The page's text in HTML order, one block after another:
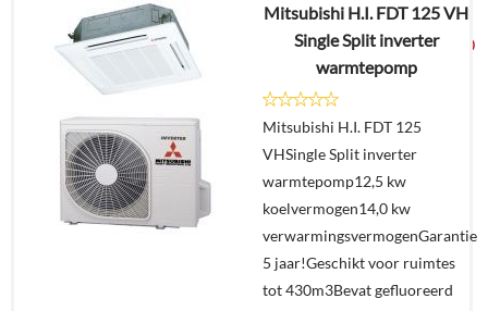
€ 6.128,65
€3.225,00
Offerte
aanvragen?
winkelmand
Mitsubishi H.I. FDT 125 VH
Single Split inverter
warmtepomp
Mitsubishi H.I. FDT 125
VHSingle Split inverter
warmtepomp12,5 kw
koelvermogen14,0 kw
verwarmingsvermogenGarantie
5 jaar!Geschikt voor ruimtes
tot 430m3Bevat gefluoreerd